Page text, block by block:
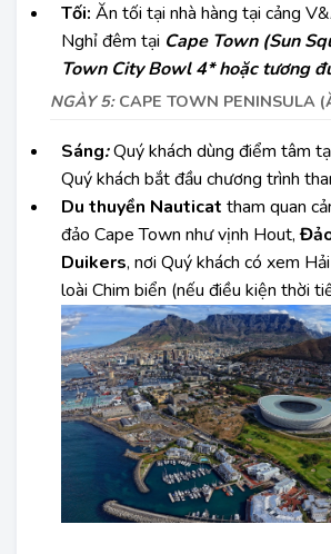
Tối: Ăn tối tại nhà hàng tại cảng
Nghỉ đêm tại Cape Town (Sun
Town City Bowl 4* hoặc tương
NGÀY 5: CAPE TOWN PENINSULA
Sáng:Quý khách dùng điểm tâm
Quý khách bắt đầu chương trình
Du thuyền Nauticat tham quan
đảo Cape Town như vịnh Hout,
Duikers, nơi Quý khách có xem
loài Chim biển (nếu điều kiện thời